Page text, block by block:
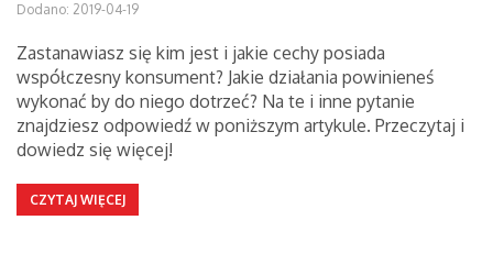
Dodano: 2019-04-19
Zastanawiasz się kim jest i jakie cechy posiada
współczesny konsument? Jakie działania powinieneś
wykonać by do niego dotrzeć? Na te i inne pytanie
znajdziesz odpowiedź w poniższym artykule. Przeczytaj i
dowiedz się więcej!
CZYTAJ WIĘCEJ